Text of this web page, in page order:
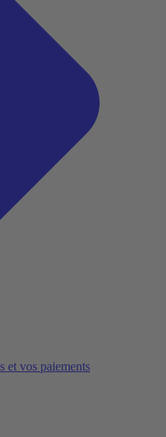
et vos paiements